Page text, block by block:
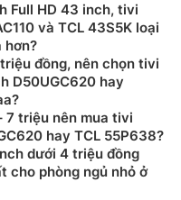
Full HD 43 inch, tivi
và TCL 43S5K loại
hơn?
đồng, nên chọn tivi
D50UGC620 hay
7 triệu nên mua tivi
hay TCL 55P638?
dưới 4 triệu đồng
cho phòng ngủ nhỏ ở